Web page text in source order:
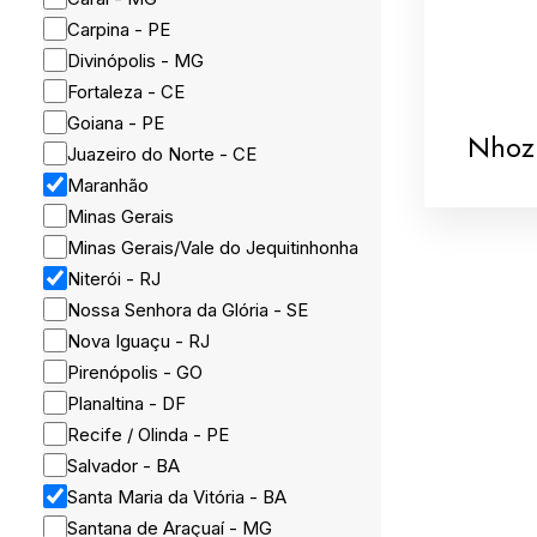
Carpina - PE
Divinópolis - MG
Fortaleza - CE
Goiana - PE
Juazeiro do Norte - CE
Maranhão
Minas Gerais
Minas Gerais/Vale do Jequitinhonha
Niterói - RJ
Nossa Senhora da Glória - SE
Nova Iguaçu - RJ
Pirenópolis - GO
Planaltina - DF
Recife / Olinda - PE
Salvador - BA
Santa Maria da Vitória - BA
Santana de Araçuaí - MG